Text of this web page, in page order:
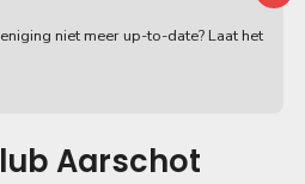
niet meer up-to-date? Laat het
Aarschot